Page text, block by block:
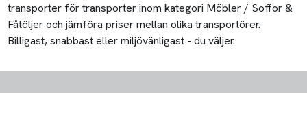
transporter för transporter inom kategori Möbler / Soffor &
Fåtöljer och jämföra priser mellan olika transportörer.
Billigast, snabbast eller miljövänligast - du väljer.